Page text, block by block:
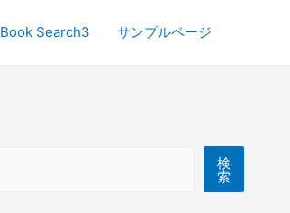
Book Search3 サンプルページ
検
索